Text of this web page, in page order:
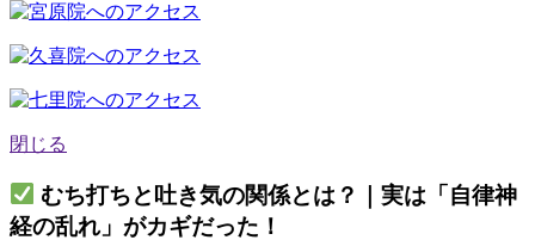
閉じる
むち打ちと吐き気の関係とは？｜実は「自律神
経の乱れ」がカギだった！